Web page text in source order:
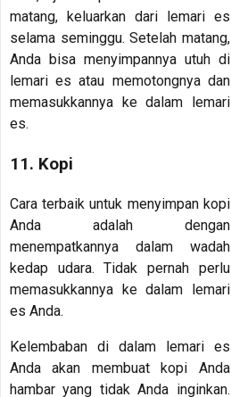
matang, keluarkan dari lemari es
selama seminggu. Setelah matang,
Anda bisa menyimpannya utuh di
lemari es atau memotongnya dan
memasukkannya ke dalam lemari
es.
11. Kopi
Cara terbaik untuk menyimpan kopi
Anda adalah dengan
menempatkannya dalam wadah
kedap udara. Tidak pernah perlu
memasukkannya ke dalam lemari
es Anda.
Kelembaban di dalam lemari es
Anda akan membuat kopi Anda
hambar yang tidak Anda inginkan.